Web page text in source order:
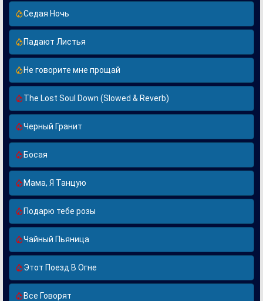
Седая Ночь
Падают Листья
Не говорите мне прощай
The Lost Soul Down (Slowed & Reverb)
Черный Гранит
Босая
Мама, Я Танцую
Подарю тебе розы
Чайный Пьяница
Этот Поезд В Огне
Все Говорят